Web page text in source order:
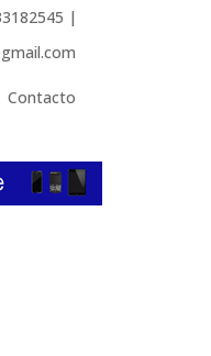
|
Contacto